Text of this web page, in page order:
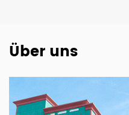
Über uns